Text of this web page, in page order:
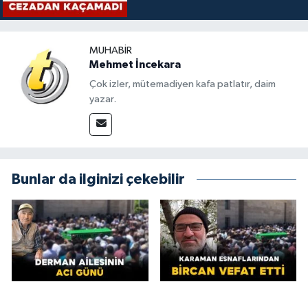
MUHABIR
Mehmet İncekara
Çok izler, mütemadiyen kafa patlatır, daim
yazar.
Bunlar da ilginizi çekebilir